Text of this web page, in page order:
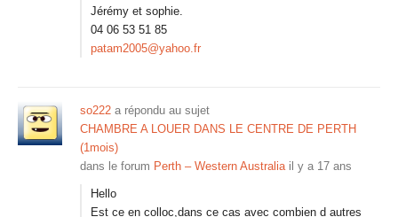
Jérémy et sophie.
04 06 53 51 85
patam2005@yahoo.fr
so222 a répondu au sujet
CHAMBRE A LOUER DANS LE CENTRE DE PERTH
(1mois)
dans le forum Perth – Western Australia il y a 17 ans
Hello
Est ce en colloc,dans ce cas avec combien d autres